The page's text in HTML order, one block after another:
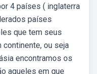
4 países ( inglaterra
países
que tem seus
ou seja
encontramos os
aqueles em que